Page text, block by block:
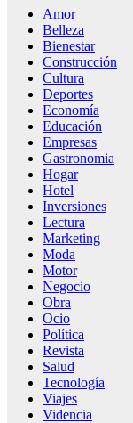
Amor
Belleza
Bienestar
Construcción
Cultura
Deportes
Economía
Educación
Empresas
Gastronomia
Hogar
Hotel
Inversiones
Lectura
Marketing
Moda
Motor
Negocio
Obra
Ocio
Política
Revista
Salud
Tecnología
Viajes
Videncia